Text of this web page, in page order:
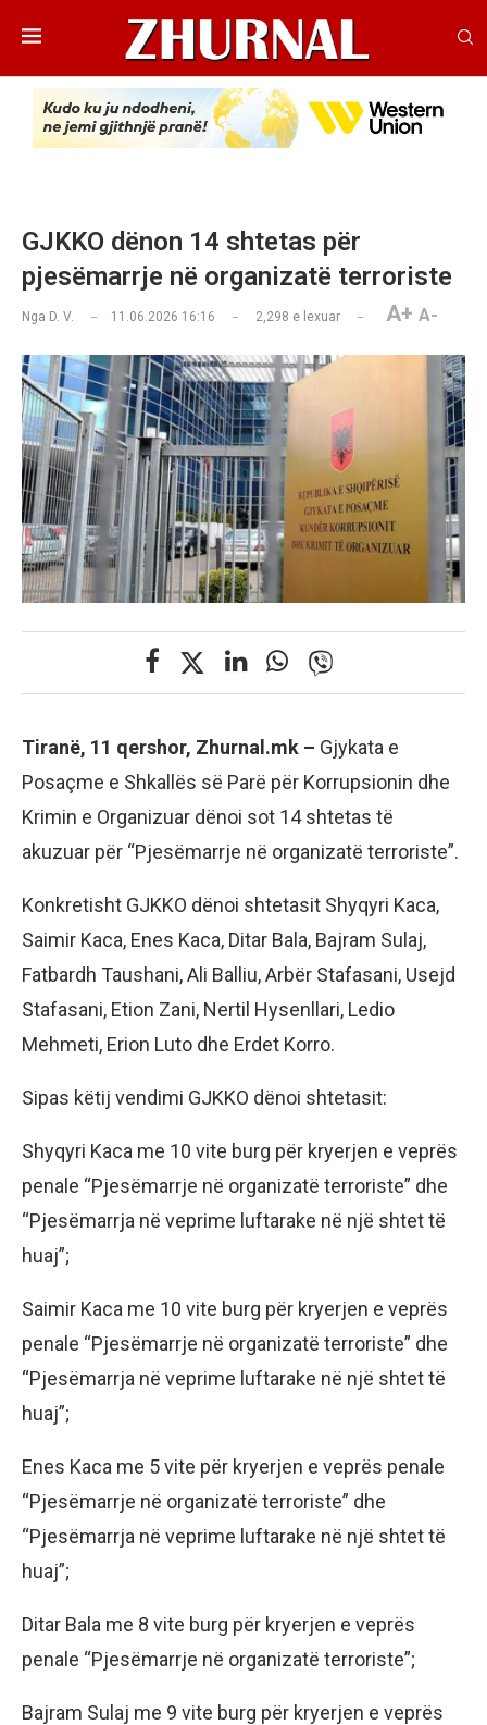
GJKKO dënon 14 shtetas për
pjesëmarrje në organizatë terroriste
Nga D. V. 11.06.2026 16:16 2,298 e lexuar A+ A-
Tiranë, 11 qershor, Zhurnal.mk – Gjykata e
Posaçme e Shkallës së Parë për Korrupsionin dhe
Krimin e Organizuar dënoi sot 14 shtetas të
akuzuar për “Pjesëmarrje në organizatë terroriste”.
Konkretisht GJKKO dënoi shtetasit Shyqyri Kaca,
Saimir Kaca, Enes Kaca, Ditar Bala, Bajram Sulaj,
Fatbardh Taushani, Ali Balliu, Arbër Stafasani, Usejd
Stafasani, Etion Zani, Nertil Hysenllari, Ledio
Mehmeti, Erion Luto dhe Erdet Korro.
Sipas këtij vendimi GJKKO dënoi shtetasit:
Shyqyri Kaca me 10 vite burg për kryerjen e veprës
penale “Pjesëmarrje në organizatë terroriste” dhe
“Pjesëmarrja në veprime luftarake në një shtet të
huaj”;
Saimir Kaca me 10 vite burg për kryerjen e veprës
penale “Pjesëmarrje në organizatë terroriste” dhe
“Pjesëmarrja në veprime luftarake në një shtet të
huaj”;
Enes Kaca me 5 vite për kryerjen e veprës penale
“Pjesëmarrje në organizatë terroriste” dhe
“Pjesëmarrja në veprime luftarake në një shtet të
huaj”;
Ditar Bala me 8 vite burg për kryerjen e veprës
penale “Pjesëmarrje në organizatë terroriste”;
Bajram Sulaj me 9 vite burg për kryerjen e veprës